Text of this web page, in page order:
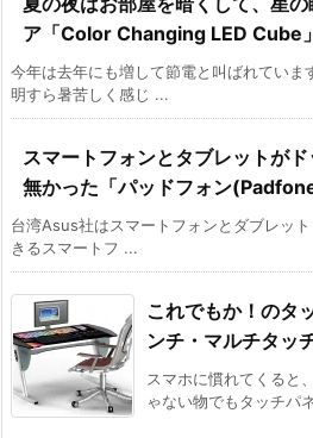
ア「Color Changing LED Cube」
今年は去年にも増して節電と叫ばれていま
明すら暑苦しく感じ ...
スマートフォンとタブレットが
無かった「パッドフォン
台湾Asus社はスマートフォンとダブレッ
きるスマートフ ...
これでもか！のタ
ンチ・マルチタッ
スマホに慣れてくると
ゃない物でもタッチパ